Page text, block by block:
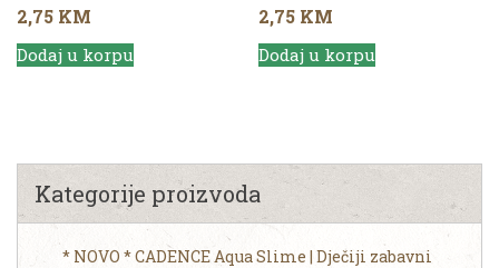
2,75 KM
Dodaj u korpu
2,75 KM
Dodaj u korpu
Kategorije proizvoda
* NOVO * CADENCE Aqua Slime | Dječiji zabavni